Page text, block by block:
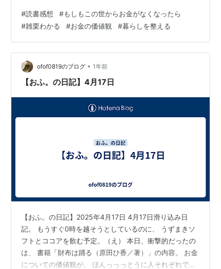
金がなくなった世界」をシミュレーションし、そこから
お金を超えた大切なものをあぶりだす、というもの。 こ
の前半部分のお金の成り立ちや仕組みがー、どうしても
ー、理解できないんですー(^_^;) 理解できないのか、頭が
理解を拒んでいるのか、とにかく頭に入ってこない。
「お金でまわっている今の時代…
#読書感想 #もしもこの世からお金がなくなったら
#雑栗わかる #お金の価値観 #暮らしを整える
ofof0819のブログ • 1年前
【おふ。の日記】4月17日
【おふ。の日記】2025年4月17日 4月17日滑り込み日
記。 もうすぐ0時を越そうとしているのに、 うずまきソ
フトとココアを飲む予定。（え） 本日、衝撃的だったの
は、 書籍「財布は踊る（原田ひ香／著）」の内容。 お金
についての価値観が、 ほんっっっとうに人それぞれであ